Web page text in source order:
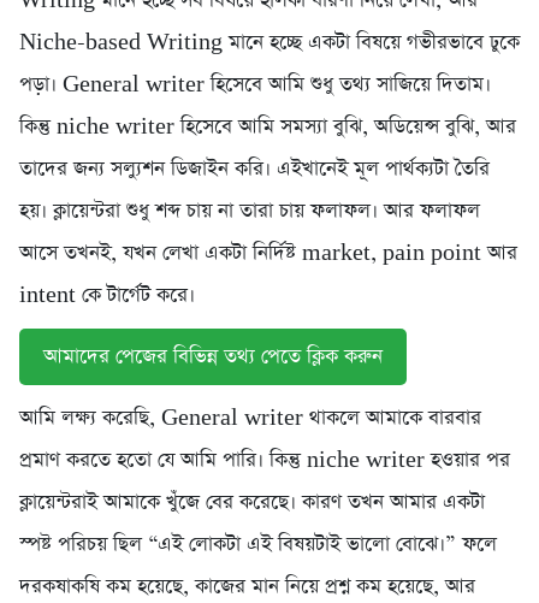
Niche-based Writing মানে হচ্ছে একটা বিষয়ে গভীরভাবে ঢুকে
পড়া। General writer হিসেবে আমি শুধু তথ্য সাজিয়ে দিতাম।
কিন্তু niche writer হিসেবে আমি সমস্যা বুঝি, অডিয়েন্স বুঝি, আর
তাদের জন্য সল্যুশন ডিজাইন করি। এইখানেই মূল পার্থক্যটা তৈরি
হয়। ক্লায়েন্টরা শুধু শব্দ চায় না তারা চায় ফলাফল। আর ফলাফল
আসে তখনই, যখন লেখা একটা নির্দিষ্ট market, pain point আর
intent কে টার্গেট করে।
আমাদের পেজের বিভিন্ন তথ্য পেতে ক্লিক করুন
আমি লক্ষ্য করেছি, General writer থাকলে আমাকে বারবার
প্রমাণ করতে হতো যে আমি পারি। কিন্তু niche writer হওয়ার পর
ক্লায়েন্টরাই আমাকে খুঁজে বের করেছে। কারণ তখন আমার একটা
স্পষ্ট পরিচয় ছিল “এই লোকটা এই বিষয়টাই ভালো বোঝে।” ফলে
দরকষাকষি কম হয়েছে, কাজের মান নিয়ে প্রশ্ন কম হয়েছে, আর